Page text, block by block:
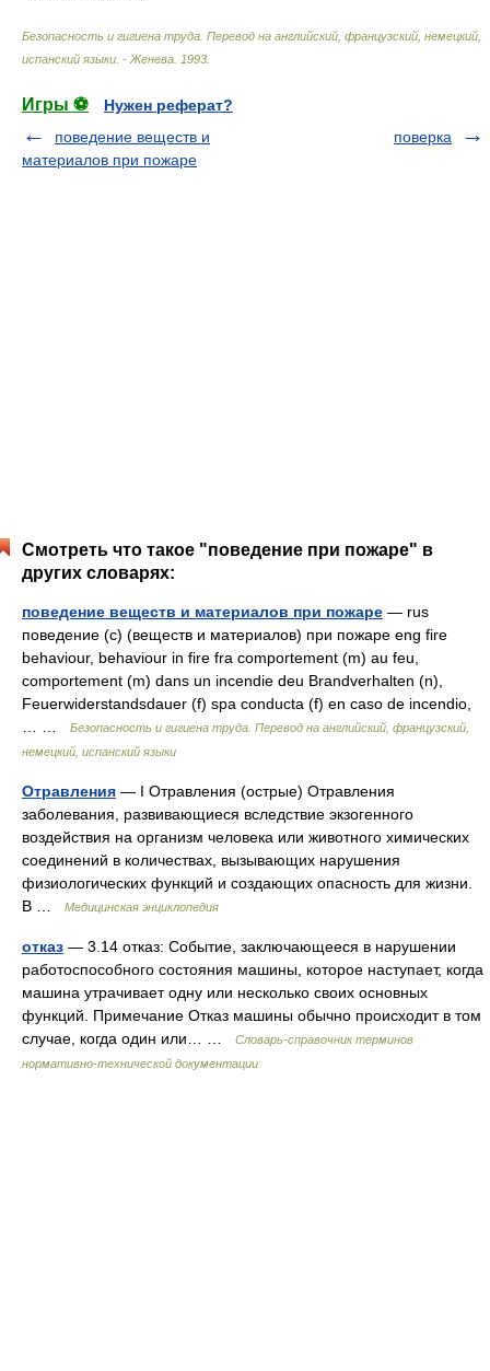
Безопасность и гигиена труда. Перевод на английский, французский, немецкий,
испанский языки. - Женева 1993
Игры ⚽
Нужен реферат?
поведение веществ и
материалов при пожаре
поверка
Смотреть что такое "поведение при пожаре" в
других словарях:
поведение веществ и материалов при пожаре — rus
поведение (с) (веществ и материалов) при пожаре eng fire
behaviour, behaviour in fire fra comportement (m) au feu,
comportement (m) dans un incendie deu Brandverhalten (n),
Feuerwiderstandsdauer (f) spa conducta (f) en caso de incendio,
Безопасность и гигиена труда. Перевод на английский, французский,
немецкий, испанский языки
Отравления — I Отравления (острые) Отравления
заболевания, развивающиеся вследствие экзогенного
воздействия на организм человека или животного химических
соединений в количествах, вызывающих нарушения
физиологических функций и создающих опасность для жизни.
В …
Медицинская энциклопедия
отказ — 3.14 отказ: Событие, заключающееся в нарушении
работоспособного состояния машины, которое наступает, когда
машина утрачивает одну или несколько своих основных
функций. Примечание Отказ машины обычно происходит в том
случае, когда один или… …
Словарь-справочник терминов
нормативно-технической документации